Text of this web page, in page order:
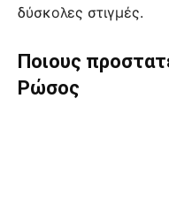
δύσκολες στιγμές.
Ποιους
Ρώσος